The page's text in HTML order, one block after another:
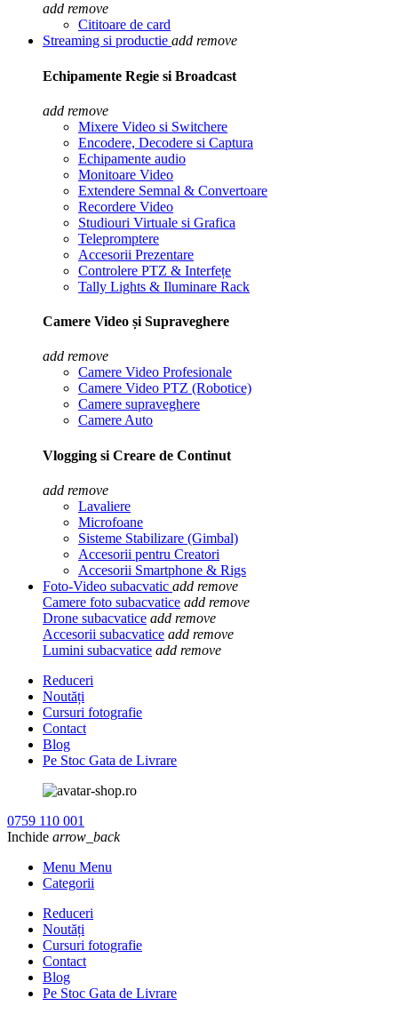
add remove
Cititoare de card
Streaming si productie add remove
Echipamente Regie si Broadcast
add remove
Mixere Video si Switchere
Encodere, Decodere si Captura
Echipamente audio
Monitoare Video
Extendere Semnal & Convertoare
Recordere Video
Studiouri Virtuale si Grafica
Telepromptere
Accesorii Prezentare
Controlere PTZ & Interfețe
Tally Lights & Iluminare Rack
Camere Video și Supraveghere
add remove
Camere Video Profesionale
Camere Video PTZ (Robotice)
Camere supraveghere
Camere Auto
Vlogging si Creare de Continut
add remove
Lavaliere
Microfoane
Sisteme Stabilizare (Gimbal)
Accesorii pentru Creatori
Accesorii Smartphone & Rigs
Foto-Video subacvatic add remove
Camere foto subacvatice add remove
Drone subacvatice add remove
Accesorii subacvatice add remove
Lumini subacvatice add remove
Reduceri
Noutăți
Cursuri fotografie
Contact
Blog
Pe Stoc Gata de Livrare
0759 110 001
Inchide arrow_back
Menu Menu
Categorii
Reduceri
Noutăți
Cursuri fotografie
Contact
Blog
Pe Stoc Gata de Livrare